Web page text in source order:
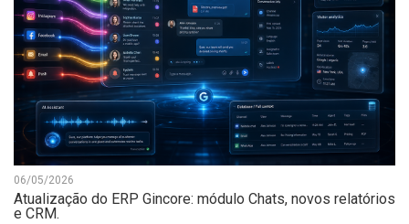
06/05/2026
Atualização do ERP Gincore: módulo Chats, novos relatórios
e CRM.